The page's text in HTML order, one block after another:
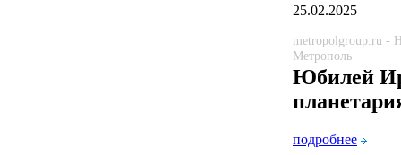
25.02.2025
metropolgroup.ru -
Метрополь
Юбилей
подробнее